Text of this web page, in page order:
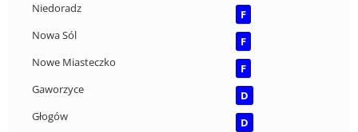
Niedoradz
F
Nowa Sól
F
Nowe Miasteczko
F
Gaworzyce
D
Głogów
D